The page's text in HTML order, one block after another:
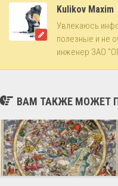
Kulikov Maxim
Увлекаюсь
полезные и не
инженер ЗАО
ВАМ ТАКЖЕ МОЖЕТ